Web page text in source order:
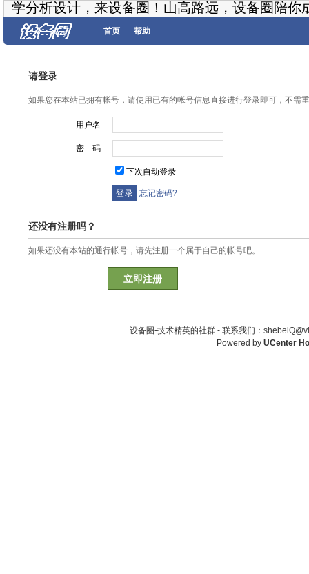
学分析设计，来设备圈！山高路远，设备圈陪你
首页 帮助
请登录
如果您在本站已拥有帐号，请使用已有的帐号信息直接进行登录即可，不需
用户名
密 码
下次自动登录
忘记密码?
还没有注册吗？
如果还没有本站的通行帐号，请先注册一个属于自己的帐号吧。
立即注册
设备圈-技术精英的社群 - 联系我们：
Powered by UCenter